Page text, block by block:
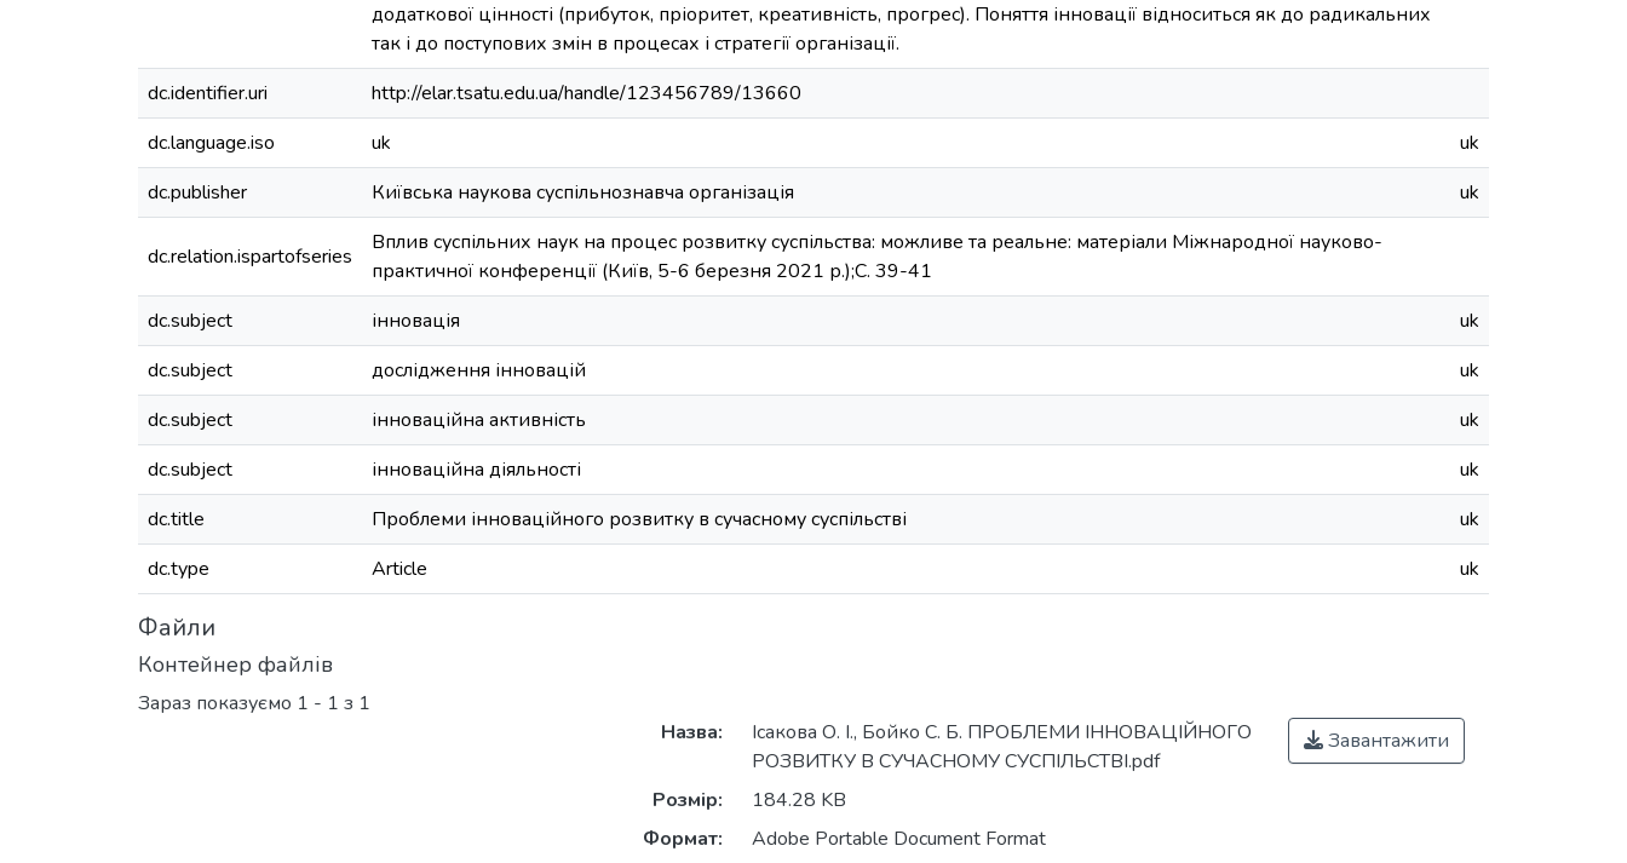
додаткової цінності (прибуток, пріоритет, креативність, прогрес). Поняття інновації відноситься як до радикальних
так і до поступових змін в процесах і стратегії організації.
dc.identifier.uri
http://elar.tsatu.edu.ua/handle/123456789/13660
dc.language.iso
uk
uk
dc.publisher
Київська наукова суспільнознавча організація uk
dc.relation.ispartofseries
Вплив суспільних наук на процес розвитку суспільства: можливе та реальне: матеріали Міжнародної науково-
практичної конференції (Київ, 5-6 березня 2021 р.);С. 39-41
dc.subject
інновація
uk
dc.subject
дослідження інновацій
uk
dc.subject
інноваційна активність
uk
dc.subject
інноваційна діяльності
uk
dc.title
Проблеми інноваційного розвитку в сучасному суспільстві
uk
dc.type
Article uk
Файли
Контейнер файлів
Зараз показуємо 1 - 1 з 1
Назва:
Ісакова О. І., Бойко С. Б. ПРОБЛЕМИ ІННОВАЦІЙНОГО
РОЗВИТКУ В СУЧАСНОМУ СУСПІЛЬСТВІ.pdf
Розмір:
184.28 KB
Формат:
Adobe Portable Document Format
Завантажити